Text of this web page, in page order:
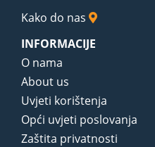
Kako do nas
INFORMACIJE
O nama
About us
Uvjeti korištenja
Opći uvjeti poslovanja
Zaštita privatnosti